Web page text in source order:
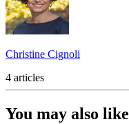
Christine Cignoli
4 articles
You may also like